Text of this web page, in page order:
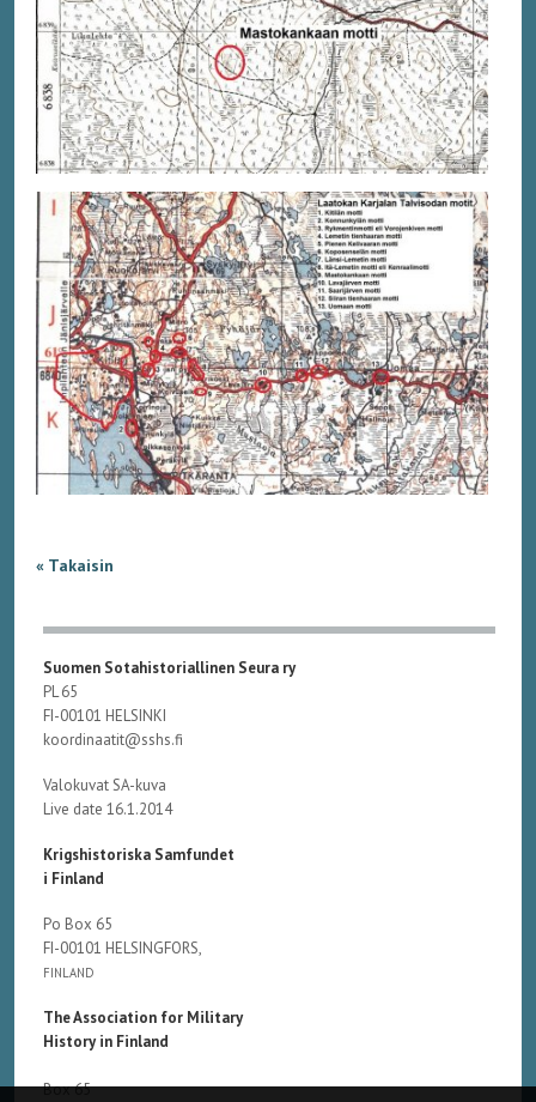
« Takaisin
Suomen Sotahistoriallinen Seura ry
PL 65
FI-00101 HELSINKI
koordinaatit@sshs.fi
Valokuvat SA-kuva
Live date 16.1.2014
Krigshistoriska Samfundet
i Finland
Po Box 65
FI-00101 HELSINGFORS,
FINLAND
The Association for Military
History in Finland
Box 65